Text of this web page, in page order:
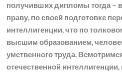
получивших дипломы тогда –
праву, по своей подготовке
интеллигенции, что по
высшим образованием,
умственного труда.
отечественной